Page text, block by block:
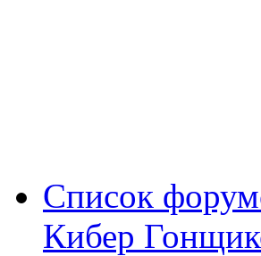
Список
Кибер